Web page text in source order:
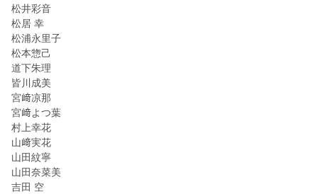
松井彩音
松居 幸
松浦永里子
松本惣己
道下朱理
皆川成美
宮﨑凉那
宮﨑よつ葉
村上幸花
山﨑実花
山田紋寧
山田奈菜美
吉田 空